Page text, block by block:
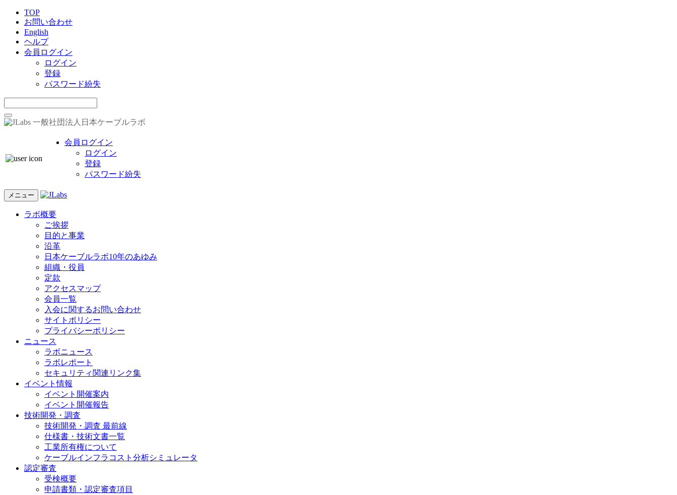
TOP
お問い合わせ
English
ヘルプ
会員ログイン
ログイン
登録
パスワード紛失
一般社団法人日本ケーブルラボ
会員ログイン
ログイン
登録
パスワード紛失
メニュー
ラボ概要
ご挨拶
目的と事業
沿革
日本ケーブルラボ10年のあゆみ
組織・役員
定款
アクセスマップ
会員一覧
入会に関するお問い合わせ
サイトポリシー
プライバシーポリシー
ニュース
ラボニュース
ラボレポート
セキュリティ関連リンク集
イベント情報
イベント開催案内
イベント開催報告
技術開発・調査
技術開発・調査 最前線
仕様書・技術文書一覧
工業所有権について
ケーブルインフラコスト分析シミュレータ
認定審査
受検概要
申請書類・認定審査項目